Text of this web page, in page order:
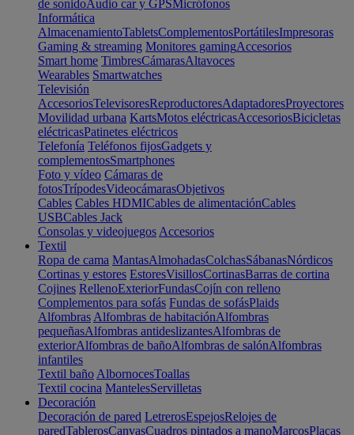
de sonidoAudio car y GPSMicrófonos
Informática
AlmacenamientoTabletsComplementosPortátilesImpresoras
Gaming & streaming Monitores gamingAccesorios
Smart home TimbresCámarasAltavoces
Wearables Smartwatches
Televisión
AccesoriosTelevisoresReproductoresAdaptadoresProyectores
Movilidad urbana KartsMotos eléctricasAccesoriosBicicletas
eléctricasPatinetes eléctricos
Telefonía Teléfonos fijosGadgets y
complementosSmartphones
Foto y vídeo Cámaras de
fotosTrípodesVideocámarasObjetivos
Cables Cables HDMICables de alimentaciónCables
USBCables Jack
Consolas y videojuegos Accesorios
Textil
Ropa de cama MantasAlmohadasColchasSábanasNórdicos
Cortinas y estores EstoresVisillosCortinasBarras de cortina
Cojines RellenoExteriorFundasCojín con relleno
Complementos para sofás Fundas de sofásPlaids
Alfombras Alfombras de habitaciónAlfombras
pequeñasAlfombras antideslizantesAlfombras de
exteriorAlfombras de bañoAlfombras de salónAlfombras
infantiles
Textil baño AlbornocesToallas
Textil cocina MantelesServilletas
Decoración
Decoración de pared LetrerosEspejosRelojes de
paredTablerosCanvasCuadros pintados a manoMarcosPlacas